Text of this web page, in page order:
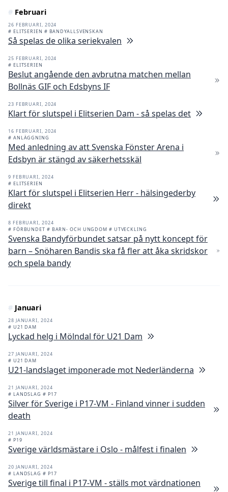
# Februari
26 FEBRUARI, 2024
# ELITSERIEN # BANDYALLSVENSKAN
Så spelas de olika seriekvalen
25 FEBRUARI, 2024
# ELITSERIEN
Beslut angående den avbrutna matchen mellan
Bollnäs GIF och Edsbyns IF
23 FEBRUARI, 2024
Klart för slutspel i Elitserien Dam - så spelas det
16 FEBRUARI, 2024
# ANLÄGGNING
Med anledning av att Svenska Fönster Arena i
Edsbyn är stängd av säkerhetsskäl
9 FEBRUARI, 2024
# ELITSERIEN
Klart för slutspel i Elitserien Herr - hälsingederby
direkt
8 FEBRUARI, 2024
# FÖRBUNDET # BARN- OCH UNGDOM # UTVECKLING
Svenska Bandyförbundet satsar på nytt koncept för
barn – Snöharen Bandis ska få fler att åka skridskor
och spela bandy
# Januari
28 JANUARI, 2024
# U21 DAM
Lyckad helg i Mölndal för U21 Dam
27 JANUARI, 2024
# U21 DAM
U21-landslaget imponerade mot Nederländerna
21 JANUARI, 2024
# LANDSLAG # P17
Silver för Sverige i P17-VM - Finland vinner i sudden
death
21 JANUARI, 2024
# P19
Sverige världsmästare i Oslo - målfest i finalen
20 JANUARI, 2024
# LANDSLAG # P17
Sverige till final i P17-VM - ställs mot värdnationen